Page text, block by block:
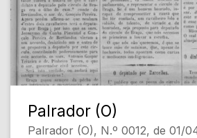
Palrador (O)
Palrador (O), N.º 0012, de 01/